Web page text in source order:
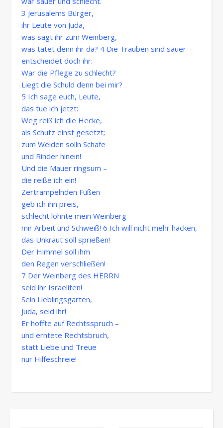
3 Jerusalems Bürger,
ihr Leute von Juda,
was sagt ihr zum Weinberg,
was tätet denn ihr da? 4 Die Trauben sind sauer –
entscheidet doch ihr:
War die Pflege zu schlecht?
Liegt die Schuld denn bei mir?
5 Ich sage euch, Leute,
das tue ich jetzt:
Weg reiß ich die Hecke,
als Schutz einst gesetzt;
zum Weiden solln Schafe
und Rinder hinein!
Und die Mauer ringsum –
die reiße ich ein!
Zertrampelnden Füßen
geb ich ihn preis,
schlecht lohnte mein Weinberg
mir Arbeit und Schweiß! 6 Ich will nicht mehr hacken,
das Unkraut soll sprießen!
Der Himmel soll ihm
den Regen verschließen!
7 Der Weinberg des HERRN
seid ihr Israeliten!
Sein Lieblingsgarten,
Juda, seid ihr!
Er hoffte auf Rechtsspruch –
und erntete Rechtsbruch,
statt Liebe und Treue
nur Hilfeschreie!